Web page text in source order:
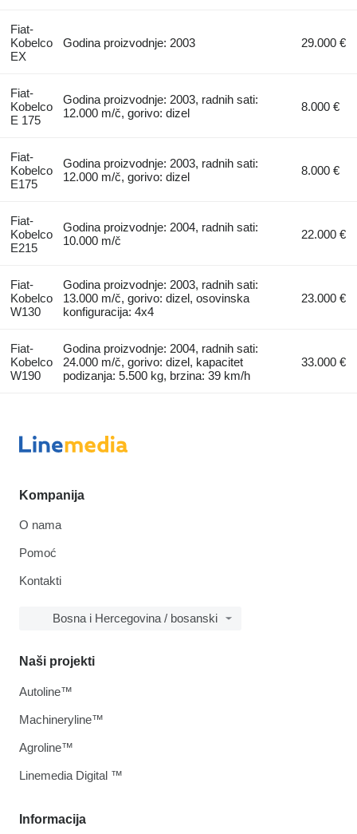
Fiat-
Kobelco
EX
Godina proizvodnje: 2003 29.000 €
Fiat-
Kobelco
E 175
Godina proizvodnje: 2003, radnih sati:
12.000 m/č, gorivo: dizel
8.000 €
Fiat-
Kobelco
E175
Godina proizvodnje: 2003, radnih sati:
12.000 m/č, gorivo: dizel
8.000 €
Fiat-
Kobelco
E215
Godina proizvodnje: 2004, radnih sati:
10.000 m/č
22.000 €
Fiat-
Kobelco
W130
Godina proizvodnje: 2003, radnih sati:
13.000 m/č, gorivo: dizel, osovinska
konfiguracija: 4x4
23.000 €
Fiat-
Kobelco
W190
Godina proizvodnje: 2004, radnih sati:
24.000 m/č, gorivo: dizel, kapacitet
podizanja: 5.500 kg, brzina: 39 km/h
33.000 €
Kompanija
O nama
Pomoć
Kontakti
Bosna i Hercegovina / bosanski
Informacija
Naši projekti
Autoline™
Machineryline™
Agroline™
Linemedia Digital ™